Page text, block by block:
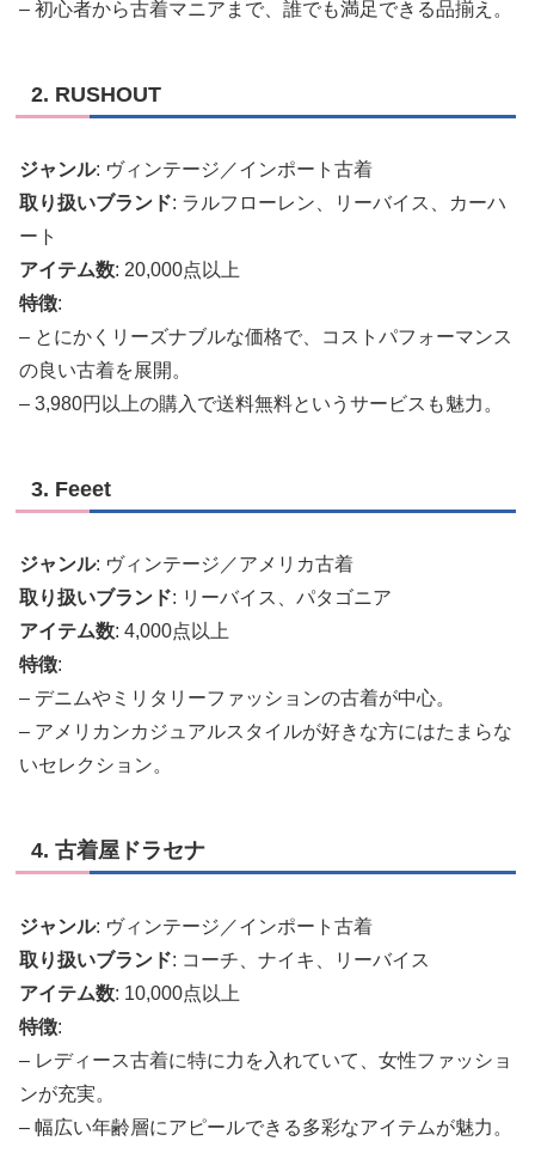
– 初心者から古着マニアまで、誰でも満足できる品揃え。
2. RUSHOUT
ジャンル: ヴィンテージ／インポート古着
取り扱いブランド: ラルフローレン、リーバイス、カーハ
ート
アイテム数: 20,000点以上
特徴:
– とにかくリーズナブルな価格で、コストパフォーマンス
の良い古着を展開。
– 3,980円以上の購入で送料無料というサービスも魅力。
3. Feeet
ジャンル: ヴィンテージ／アメリカ古着
取り扱いブランド: リーバイス、パタゴニア
アイテム数: 4,000点以上
特徴:
– デニムやミリタリーファッションの古着が中心。
– アメリカンカジュアルスタイルが好きな方にはたまらな
いセレクション。
4. 古着屋ドラセナ
ジャンル: ヴィンテージ／インポート古着
取り扱いブランド: コーチ、ナイキ、リーバイス
アイテム数: 10,000点以上
特徴:
– レディース古着に特に力を入れていて、女性ファッショ
ンが充実。
– 幅広い年齢層にアピールできる多彩なアイテムが魅力。